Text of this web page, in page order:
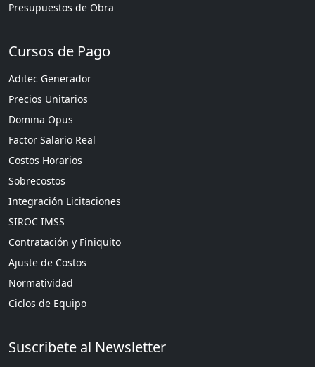
Presupuestos de Obra
Cursos de Pago
Aditec Generador
Precios Unitarios
Domina Opus
Factor Salario Real
Costos Horarios
Sobrecostos
Integración Licitaciones
SIROC IMSS
Contratación y Finiquito
Ajuste de Costos
Normatividad
Ciclos de Equipo
Suscribete al Newsletter